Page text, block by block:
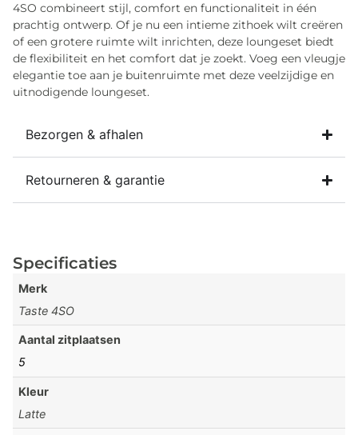
4SO combineert stijl, comfort en functionaliteit in één
prachtig ontwerp. Of je nu een intieme zithoek wilt creëren
of een grotere ruimte wilt inrichten, deze loungeset biedt
de flexibiliteit en het comfort dat je zoekt. Voeg een vleugje
elegantie toe aan je buitenruimte met deze veelzijdige en
uitnodigende loungeset.
Bezorgen & afhalen
Retourneren & garantie
Specificaties
Merk
Taste 4SO
Aantal zitplaatsen
5
Kleur
Latte